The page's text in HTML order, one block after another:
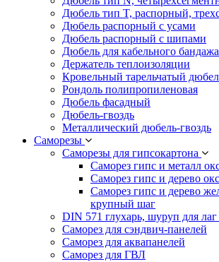
Дюбель тип T, распорный,
Дюбель распорный с усами
Дюбель распорный с шипами
Дюбель для кабельного бандажа
Держатель теплоизоляции
Кровельный тарельчатый
Рондоль полипропиленовая
Дюбель фасадный
Дюбель-гвоздь
Металлический дюбель-гвоздь
Саморезы
Саморезы для гипсокартона
Саморез гипс и металл
Саморез гипс и дерево
Саморез гипс и дерево
крупный шаг
DIN 571 глухарь, шуруп для лаг
Саморез для сэндвич-панелей
Саморез для аквапанелей
Саморез для ГВЛ